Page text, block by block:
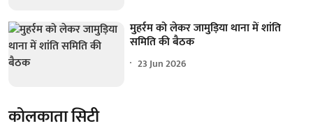
मुहर्रम को लेकर जामुड़िया थाना में शांति
समिति की बैठक
23 Jun 2026
कोलकाता सिटी